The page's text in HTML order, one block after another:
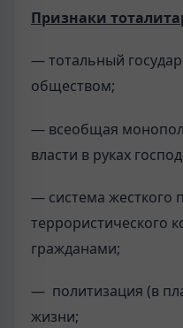
Признаки
— тотальный
обществом;
— всеобщая
власти в руках
— система жесткого
террористического
гражданами;
— политизация (в
жизни;